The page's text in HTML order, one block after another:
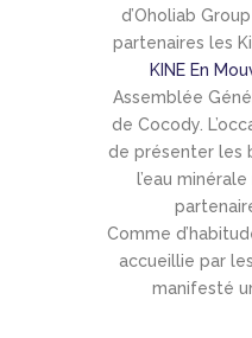
d’Oholiab
partenaires les
KINE En
Assemblée
de Cocody.
de présenter les
l’eau
Comme
accueillie par
manifesté